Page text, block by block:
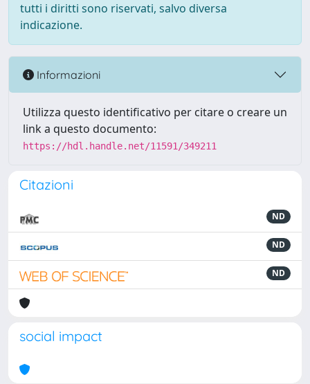
tutti i diritti sono riservati, salvo diversa
indicazione.
Informazioni
Utilizza questo identificativo per citare o creare un
link a questo documento:
https://hdl.handle.net/11591/349211
Citazioni
ND
ND
ND
social impact